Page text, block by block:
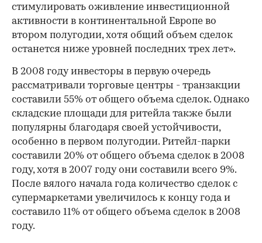
стимулировать оживление инвестиционной
активности в континентальной Европе во
втором полугодии, хотя общий объем сделок
останется ниже уровней последних трех лет».
В 2008 году инвесторы в первую очередь
рассматривали торговые центры - транзакции
составили 55% от общего объема сделок. Однако
складские площади для ритейла также были
популярны благодаря своей устойчивости,
особенно в первом полугодии. Ритейл-парки
составили 20% от общего объема сделок в 2008
году, хотя в 2007 году они составили всего 9%.
После вялого начала года количество сделок с
супермаркетами увеличилось к концу года и
составило 11% от общего объема сделок в 2008
году.